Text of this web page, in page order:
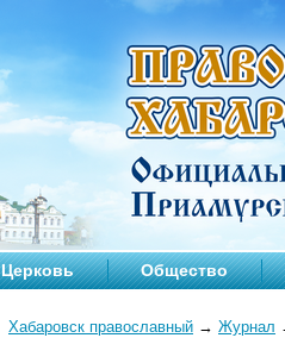
Церковь Общество
Хабаровск православный → Журнал